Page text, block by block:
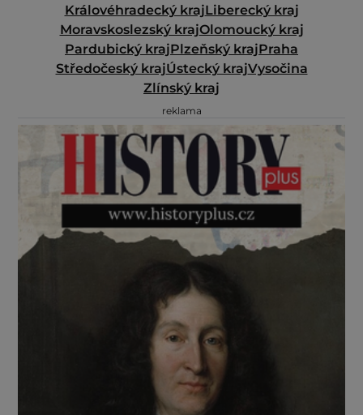
Královéhradecký krajLiberecký kraj
Moravskoslezský krajOlomoucký kraj
Pardubický krajPlzeňský krajPraha
Středočeský krajÚstecký krajVysočina
Zlínský kraj
reklama